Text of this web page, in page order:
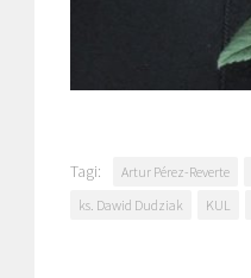
Tagi: Artur Pérez-Reverte
ks. Dawid Dudziak
KUL